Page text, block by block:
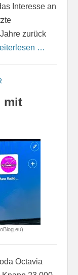
Interesse an
zurück
…
mit
Octavia